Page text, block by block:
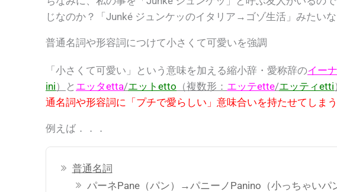
じなのか？
「Junké ジュンケッのイタリア→ゴゾ生活」 みたい
普通名詞や形容詞につけて小さくて可愛いを強調
「小さくて可愛い」という意味を加える縮小辞・愛称辞のイー
ini ） と エッタetta/エットetto （複数形： エッテette/エッティetti
通名詞や形容詞に「プチで愛らしい」意味合いを持たせてしま
例えば．．．
普通名詞
パーネPane（パン）→パニーノPanino（小っちゃいパ